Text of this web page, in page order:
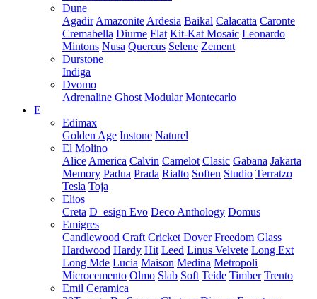
Dune
Agadir Amazonite Ardesia Baikal Calacatta Caronte
Cremabella Diurne Flat Kit-Kat Mosaic Leonardo
Mintons Nusa Quercus Selene Zement
Durstone
Indiga
Dvomo
Adrenaline Ghost Modular Montecarlo
E
Edimax
Golden Age Instone Naturel
El Molino
Alice America Calvin Camelot Clasic Gabana Jakarta
Memory Padua Prada Rialto Soften Studio Terratzo
Tesla Toja
Elios
Creta D_esign Evo Deco Anthology Domus
Emigres
Candlewood Craft Cricket Dover Freedom Glass
Hardwood Hardy Hit Leed Linus Velvete Long Ext
Long Mde Lucia Maison Medina Metropoli
Microcemento Olmo Slab Soft Teide Timber Trento
Emil Ceramica